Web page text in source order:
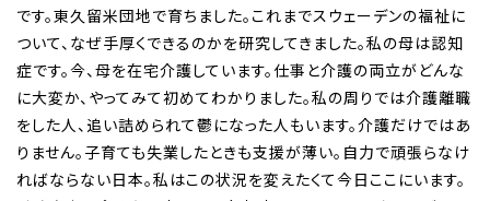
です。東久留米団地で育ちました。これまでスウェーデンの福祉に
ついて、なぜ手厚くできるのかを研究してきました。私の母は認知
症です。今、母を在宅介護しています。仕事と介護の両立がどんな
に大変か、やってみて初めてわかりました。私の周りでは介護離職
をした人、追い詰められて鬱になった人もいます。介護だけではあ
りません。子育ても失業したときも支援が薄い。自力で頑張らなけ
ればならない日本。私はこの状況を変えたくて今日ここにいます。